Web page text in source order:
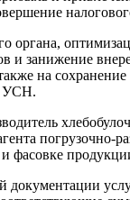
органа,
и занижение
на
УСН.
погрузочно-
фасовке